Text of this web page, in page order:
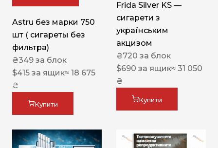
Astru без марки 750
шт ( сигареты без
фильтра)
₴349 за блок
$415 за ящик≈ 18 675
₴
Купити
Frida Silver KS —
сигарети з
українським
акцизом
₴720 за блок
$690 за ящик≈ 31 050
₴
Купити